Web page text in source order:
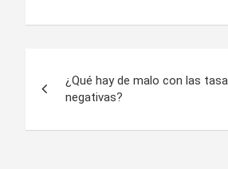
de
entradas
¿Qué hay de malo con las
negativas?